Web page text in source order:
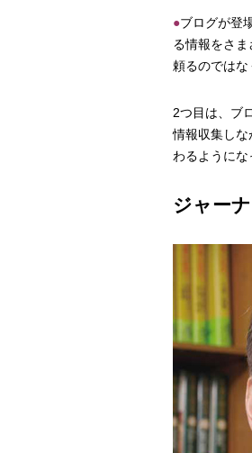
●ブログが登
る情報をさ
頼るのではな
2つ目は、ブ
情報収集し
わるようにな
ジャー